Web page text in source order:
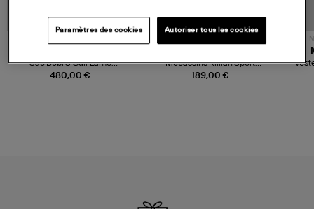
480,00 €
Sac Bobi S Cuir Lamé
Champagne
189,00 €
Mocassins Killian Sport
Mousse
Paramètres des cookies Autoriser tous les cookies